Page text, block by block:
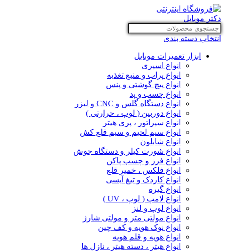
انتخاب دسته بندی
ابزار تعمیرات موبایل
انواع اسپری
انواع پراب و منبع تغذیه
انواع پیچ گوشتی و پنس
انواع چسب و پد
انواع دستگاه گلس و CNC و لیزر
انواع دوربین ( لوپ ، حرارتی )
انواع سپراتور ، پری هیتر
انواع سیم لحیم و سیم قلع کش
انواع شابلون
انواع شورت کیلر و دستگاه جوش
انواع فرز و چسب پاکن
انواع فلکس ، خمیر قلع
انواع کاردک و تیغ آیسی
انواع گیره
انواع لامپ ( لوپ ، UV )
انواع لوپ و لنز
انواع مولتی متر و مولتی شارژ
انواع نوک هویه و کف چین
انواع هویه و قلم هویه
انواع هیتر ، دسته هیتر ، نازل ها